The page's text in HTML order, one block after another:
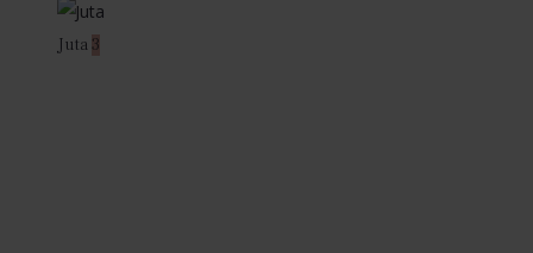
Juta 3